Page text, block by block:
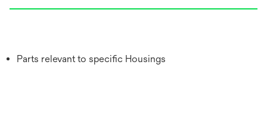
Parts relevant to specific Housings